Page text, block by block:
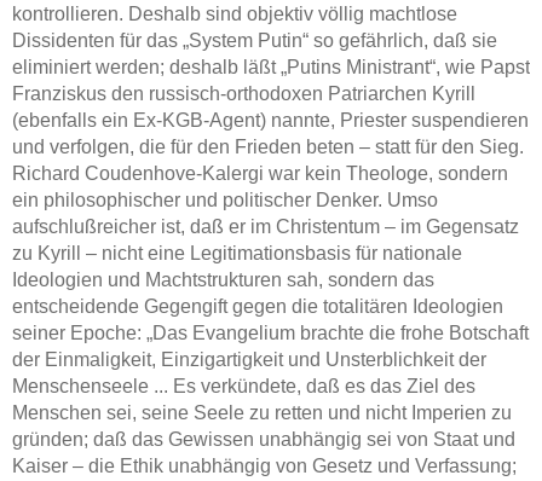
kontrollieren. Deshalb sind objektiv völlig machtlose
Dissidenten für das „System Putin“ so gefährlich, daß sie
eliminiert werden; deshalb läßt „Putins Ministrant“, wie Papst
Franziskus den russisch-orthodoxen Patriarchen Kyrill
(ebenfalls ein Ex-KGB-Agent) nannte, Priester suspendieren
und verfolgen, die für den Frieden beten – statt für den Sieg.
Richard Coudenhove-Kalergi war kein Theologe, sondern
ein philosophischer und politischer Denker. Umso
aufschlußreicher ist, daß er im Christentum – im Gegensatz
zu Kyrill – nicht eine Legitimationsbasis für nationale
Ideologien und Machtstrukturen sah, sondern das
entscheidende Gegengift gegen die totalitären Ideologien
seiner Epoche: „Das Evangelium brachte die frohe Botschaft
der Einmaligkeit, Einzigartigkeit und Unsterblichkeit der
Menschenseele ... Es verkündete, daß es das Ziel des
Menschen sei, seine Seele zu retten und nicht Imperien zu
gründen; daß das Gewissen unabhängig sei von Staat und
Kaiser – die Ethik unabhängig von Gesetz und Verfassung;